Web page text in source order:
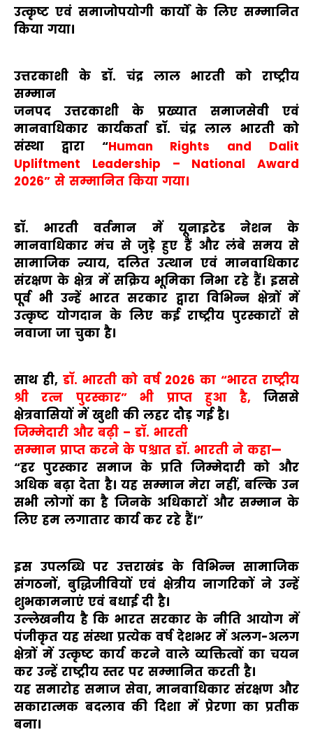
उत्कृष्ट एवं समाजोपयोगी कार्यों के लिए सम्मानित
किया गया।
उत्तरकाशी के डॉ. चंद्र लाल भारती को राष्ट्रीय
सम्मान
जनपद उत्तरकाशी के प्रख्यात समाजसेवी एवं
मानवाधिकार कार्यकर्ता डॉ. चंद्र लाल भारती को
संस्था द्वारा “Human Rights and Dalit
Upliftment Leadership – National Award
2026” से सम्मानित किया गया।
डॉ. भारती वर्तमान में यूनाइटेड नेशन के
मानवाधिकार मंच से जुड़े हुए हैं और लंबे समय से
सामाजिक न्याय, दलित उत्थान एवं मानवाधिकार
संरक्षण के क्षेत्र में सक्रिय भूमिका निभा रहे हैं। इससे
पूर्व भी उन्हें भारत सरकार द्वारा विभिन्न क्षेत्रों में
उत्कृष्ट योगदान के लिए कई राष्ट्रीय पुरस्कारों से
नवाजा जा चुका है।
साथ ही,डॉ. भारती को वर्ष 2026 का “भारत राष्ट्रीय
श्री रत्न पुरस्कार” भी प्राप्त हुआ है, जिससे
क्षेत्रवासियों में खुशी की लहर दौड़ गई है।
जिम्मेदारी और बढ़ी – डॉ. भारती
सम्मान प्राप्त करने के पश्चात डॉ. भारती ने कहा—
“हर पुरस्कार समाज के प्रति जिम्मेदारी को और
अधिक बढ़ा देता है। यह सम्मान मेरा नहीं, बल्कि उन
सभी लोगों का है जिनके अधिकारों और सम्मान के
लिए हम लगातार कार्य कर रहे हैं।”
इस उपलब्धि पर उत्तराखंड के विभिन्न सामाजिक
संगठनों, बुद्धिजीवियों एवं क्षेत्रीय नागरिकों ने उन्हें
शुभकामनाएं एवं बधाई दी है।
उल्लेखनीय है कि भारत सरकार के नीति आयोग में
पंजीकृत यह संस्था प्रत्येक वर्ष देशभर में अलग-अलग
क्षेत्रों में उत्कृष्ट कार्य करने वाले व्यक्तित्वों का चयन
कर उन्हें राष्ट्रीय स्तर पर सम्मानित करती है।
यह समारोह समाज सेवा, मानवाधिकार संरक्षण और
सकारात्मक बदलाव की दिशा में प्रेरणा का प्रतीक
बना।